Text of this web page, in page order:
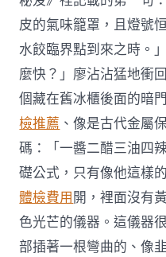
皮的氣味籠罩，且燈號
水餃臨界點到來之時。
麼快？」廖沾沾猛地衝
個藏在舊冰櫃後面的暗
檢推薦 、像是古代金屬
碼：「一醬二醋三油四
礎公式，只有像他這樣
體檢費用開，裡面沒有
色光芒的儀器。這儀器
部插著一根彎曲的、像